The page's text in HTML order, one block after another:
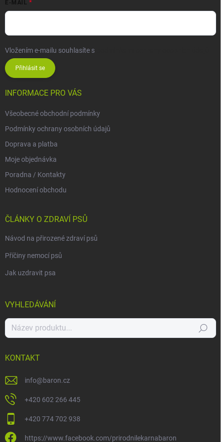
E-MAIL
Vložením e-mailu souhlasíte s
Přihlásit se
INFORMACE PRO VÁS
Všeobecné obchodní podmínky
Podmínky ochrany osobních údajů
Doprava a platba
Moje objednávka
Poradna / Kontakty
Hodnocení obchodu
ČLÁNKY O ZDRAVÍ PSŮ
Návod na přirozené zdraví psů
Příčiny nemocí psů
Jak uzdravit psa
VYHLEDÁVÁNÍ
Hledat
KONTAKT
info@baron.cz
+420 602 266 445
+420 774 702 938
https://www.facebook.com/prirodnilekarnabaron